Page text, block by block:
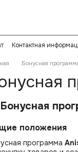
Контактная
Бонусная
положения
программа